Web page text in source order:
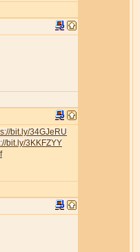
bit.ly/34GJeRU
bit.ly/3KKFZYY